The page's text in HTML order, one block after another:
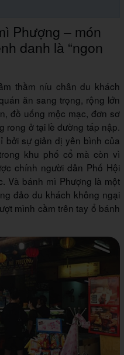
Phượng – món
danh là “ngon
thầm níu chân du khách
ăn sang trọng, rộng lớn
đồ uống mộc mạc, đơn sơ
rong ở tại lề đường tấp nập.
bởi sự giản dị yên bình của
khu phố cổ mà còn vì
chính người dân Phố Hội
Và bánh mì Phượng là một
đảo du khách không ngại
mình cầm trên tay ổ bánh